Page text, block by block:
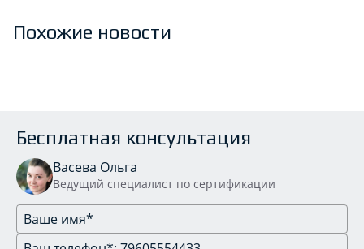
Похожие новости
Бесплатная консультация
Васева Ольга
Ведущий специалист по сертификации